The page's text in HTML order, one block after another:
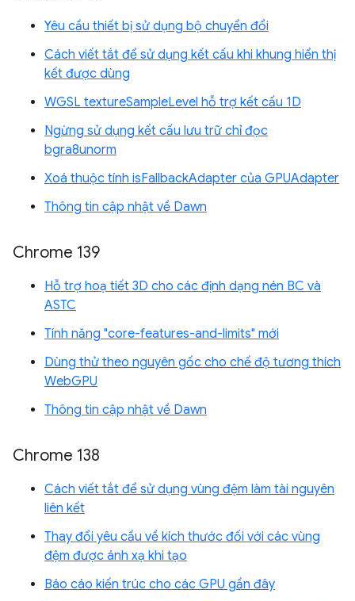
Yêu cầu thiết bị sử dụng bộ chuyển đổi
Cách viết tắt để sử dụng kết cấu khi khung hiển thị
kết được dùng
WGSL textureSampleLevel hỗ trợ kết cấu 1D
Ngừng sử dụng kết cấu lưu trữ chỉ đọc
bgra8unorm
Xoá thuộc tính isFallbackAdapter của GPUAdapter
Thông tin cập nhật về Dawn
Chrome 139
Hỗ trợ hoạ tiết 3D cho các định dạng nén BC và
ASTC
Tính năng "core-features-and-limits" mới
Dùng thử theo nguyên gốc cho chế độ tương thích
WebGPU
Thông tin cập nhật về Dawn
Chrome 138
Cách viết tắt để sử dụng vùng đệm làm tài nguyên
liên kết
Thay đổi yêu cầu về kích thước đối với các vùng
đệm được ánh xạ khi tạo
Báo cáo kiến trúc cho các GPU gần đây